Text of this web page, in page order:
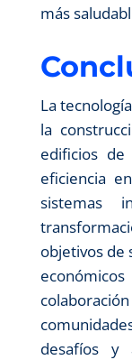
más
La
la
edificios
eficiencia
sistemas
objetivos de
desafíos y